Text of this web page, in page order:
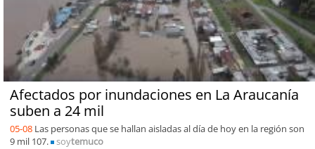
Afectados por inundaciones en La Araucanía
suben a 24 mil
05-08 Las personas que se hallan aisladas al día de hoy en la región son
9 mil 107.
soytemuco